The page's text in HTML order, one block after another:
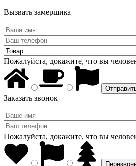
Вызвать замерщика
Пожалуйста, докажите, что вы
Заказать звонок
Пожалуйста, докажите, что вы